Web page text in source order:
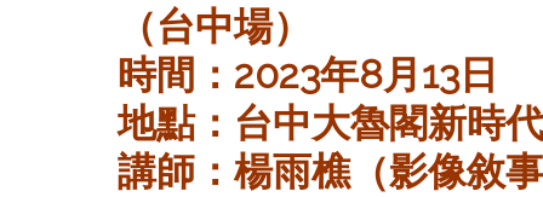
（台中場）
時間：2023年8月13日
地點：台中大魯閣新時
講師：楊雨樵（影像敘